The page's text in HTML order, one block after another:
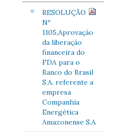
RESOLUÇÃO
Nº
1105,Aprovação
da liberação
financeira do
FDA para o
Banco do Brasil
S.A. referente a
empresa
Companhia
Energética
Amazonense S.A